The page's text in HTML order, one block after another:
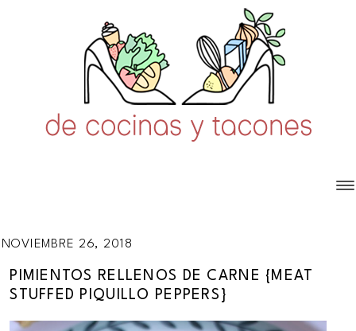
NOVIEMBRE 26, 2018
PIMIENTOS RELLENOS DE CARNE {MEAT
STUFFED PIQUILLO PEPPERS}